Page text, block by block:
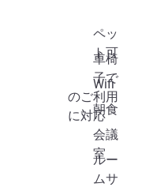
ペッ
ト可
車椅
子で
のご利用
に対応
Wifi
朝食
会議
室
ルー
ムサ